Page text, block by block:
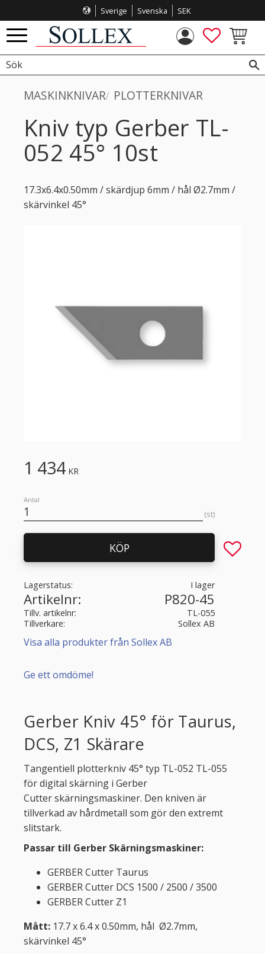
Meny
Sverige Svenska SEK
FAVORITER
MASKINKNIVAR PLOTTERKNIVAR
Kniv typ Gerber TL-
052 45° 10st
17.3x6.4x0.50mm / skärdjup 6mm / hål Ø2.7mm /
skärvinkel 45°
1 434 KR
Antal
st
KÖP Lägg till
Lagerstatus I lager
Artikelnr P820-45
Tillv. artikelnr
TL-055
Tillverkare
Sollex AB
Visa alla produkter från Sollex AB
Ge ett omdöme!
Gerber Kniv 45° för Taurus,
DCS, Z1 Skärare
Tangentiell plotterkniv 45° typ TL-052 TL-055
för digital skärning i Gerber
Cutter skärningsmaskiner. Den kniven är
tillverkad av hårdmetall som gör den extremt
slitstark.
Passar till Gerber Skärningsmaskiner:
GERBER Cutter Taurus
GERBER Cutter DCS 1500 / 2500 / 3500
GERBER Cutter Z1
Mått: 17.7 x 6.4 x 0.50mm, hål Ø2.7mm,
skärvinkel 45°